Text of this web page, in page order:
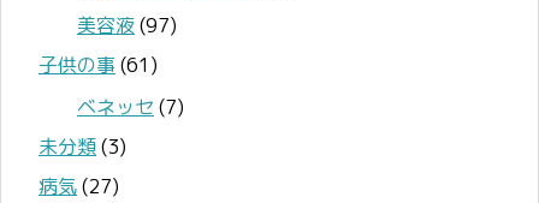
美容液(97)
子供の事 (61)
ベネッセ (7)
未分類(3)
病気(27)